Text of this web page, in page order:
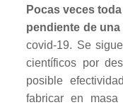
Pocas veces
pendiente de
covid-19. Se
científicos por
posible
fabricar en